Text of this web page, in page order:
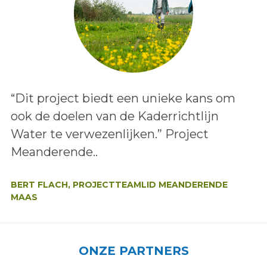
Lees het bericht:
“Dit project biedt een unieke kans om
ook de doelen van de Kaderrichtlijn
Water te verwezenlijken.” Project
Meanderende..
BERT FLACH, PROJECTTEAMLID MEANDERENDE
MAAS
ONZE PARTNERS